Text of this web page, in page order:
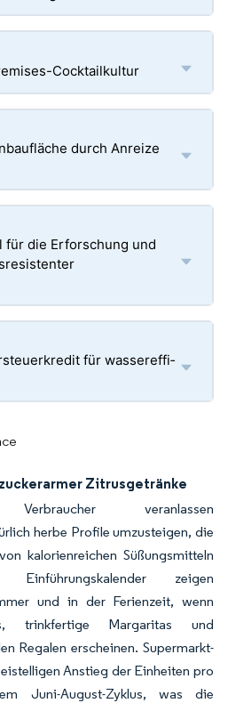
Cocktailkultur
durch Anreize
für die Erforschung und
für wassereffi­
Zitrusgetränke
Verbraucher veranlassen
herbe Profile umzusteigen, die
kalorienreichen Süßungsmitteln
Einführungskalender zeigen
und in der Ferienzeit, wenn
trinkfertige Margaritas und
Regalen erscheinen. Supermarkt-
Anstieg der Einheiten pro
Juni-August-Zyklus, was die